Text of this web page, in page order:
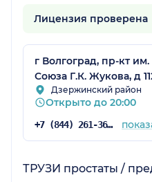
Лицензия проверена
г Волгоград, пр-кт
Союза Г.К. Жукова, д
Дзержинский район
Открыто до 20:00
+7 (844) 261-36-72
ТРУЗИ простаты /